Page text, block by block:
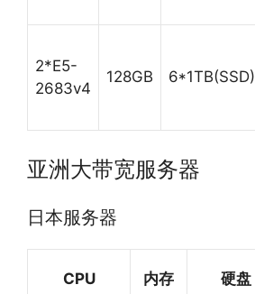
2*E5-
2683v4
128GB 6*1TB(SSD)
亚洲大带宽服务器
日本服务器
CPU 内存 硬盘